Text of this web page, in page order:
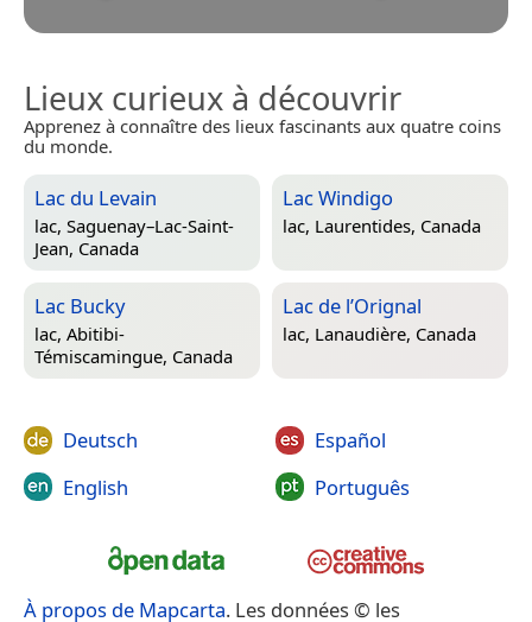
Lieux curieux à découvrir
Apprenez à connaître des lieux fascinants aux quatre coins
du monde.
Lac du Levain
lac, Saguenay–Lac-Saint-
Jean, Canada
Lac Windigo
lac, Laurentides, Canada
Lac Bucky
lac, Abitibi-
Témiscamingue, Canada
Lac de l’Orignal
lac, Lanaudière, Canada
Deutsch
English
Español
Português
À propos de Mapcarta. Les données © les